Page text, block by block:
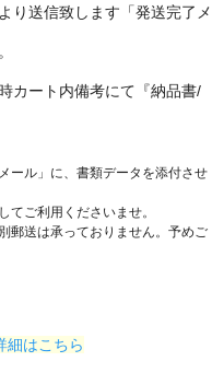
り送信致します「発送完了メ
カート内備考にて『納品書/
ール」に、書類データを添付させ
てご利用くださいませ。
郵送は承っておりません。予めご
細はこちら